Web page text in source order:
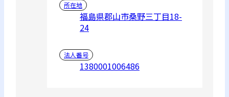
所在地
福島県郡山市桑野三丁目18-
24
法人番号
1380001006486